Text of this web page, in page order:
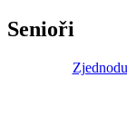
Senioři